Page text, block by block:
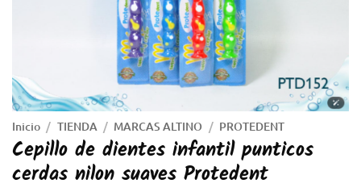
Inicio / TIENDA / MARCAS ALTINO / PROTEDENT
Cepillo de dientes infantil punticos
cerdas nilon suaves Protedent